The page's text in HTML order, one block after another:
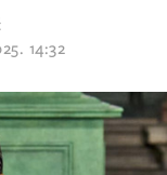
14:32